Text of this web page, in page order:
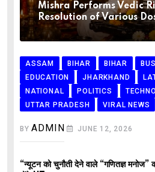
Mishra Performs Vedic
Resolution of Various
ASSAM BIHAR BIHAR
EDUCATION
JHARKHAND
NATIONAL
POLITICS
UTTAR PRADESH
VIRAL NEWS
BYADMIN JUNE 12, 2026
“न्यूटन को चुनौती देने वाले “गणितज्ञ मनोज”